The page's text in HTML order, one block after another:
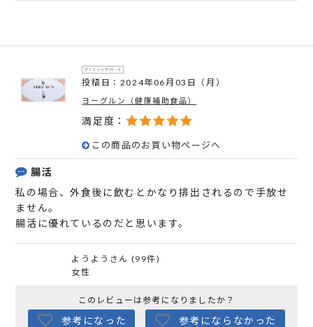
投稿日：2024年06月03日（月）
ヨーグルン（健康補助食品）
満足度：
この商品のお買い物ページへ
腸活
私の場合、外食後に飲むとかなり排出されるので手放せ
ません。
腸活に優れているのだと思います。
ようようさん (99件)
女性
このレビューは参考になりましたか？
参考になった
参考にならなかった